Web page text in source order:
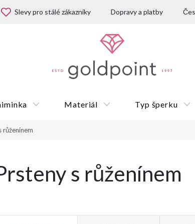
Slevy pro stálé zákazníky Dopravy a platby
Materiál Typ šperku
růženínem
s růženínem